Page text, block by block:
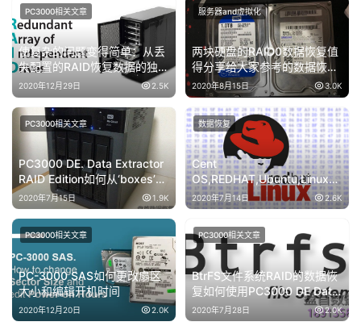
使复杂的问题变得简单：从丢
失配置的RAID恢复数据的独特
方法
2020年12月29日 2.5K
PC3000相关文章
两块硬盘的RAID0数据恢复值
得分享给大家参考的数据恢复
经验
2020年8月15日 3.0K
服务器and虚拟化
PC3000 DE. Data Extractor
RAID Edition如何从‘boxes’中
定义RAID阵列(WD Book Live
Duo）
2020年7月15日 1.9K
PC3000相关文章
Cent
OS,REDHAT,Ubuntu,Linux数
据恢复
2020年7月14日 2.6K
数据恢复
PC-3000 SAS如何更改扇区
大小和编辑开机时间
2020年12月20日 2.0K
PC3000相关文章
BtrFS文件系统RAID的数据恢
复如何使用PC3000 DE Data
Extractor RAID Edition进行恢
复
2020年7月28日 2.0K
PC3000相关文章